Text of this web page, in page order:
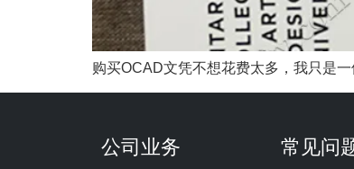
购买OCAD文凭不想花费太多，我只是
公司业务 常见问